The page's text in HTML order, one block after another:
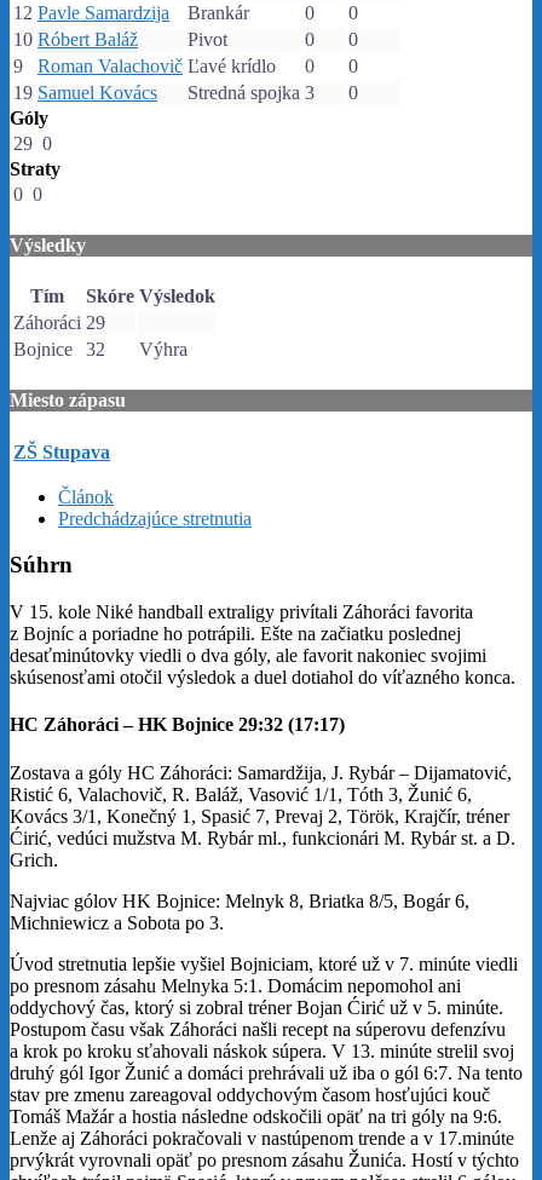
12 Pavle Samardzija Brankár 0
0
10 Róbert Baláž Pivot 0
0
9
Roman Valachovič Ľavé krídlo 0
0
19 Samuel Kovács Stredná spojka 3
0
Góly
29 0
Straty
0 0
Výsledky
Tím Skóre Výsledok
Záhoráci 29
Bojnice
32 Výhra
Miesto zápasu
ZŠ Stupava
Článok
Predchádzajúce stretnutia
Súhrn
V 15. kole Niké handball extraligy privítali Záhoráci favorita
z Bojníc a poriadne ho potrápili. Ešte na začiatku poslednej
desaťminútovky viedli o dva góly, ale favorit nakoniec svojimi
skúsenosťami otočil výsledok a duel dotiahol do víťazného konca.
HC Záhoráci – HK Bojnice 29:32 (17:17)
Zostava a góly HC Záhoráci: Samardžija, J. Rybár – Dijamatović,
Ristić 6, Valachovič, R. Baláž, Vasović 1/1, Tóth 3, Žunić 6,
Kovács 3/1, Konečný 1, Spasić 7, Prevaj 2, Török, Krajčír, tréner
Ćirić, vedúci mužstva M. Rybár ml., funkcionári M. Rybár st. a D.
Grich.
Najviac gólov HK Bojnice: Melnyk 8, Briatka 8/5, Bogár 6,
Michniewicz a Sobota po 3.
Úvod stretnutia lepšie vyšiel Bojniciam, ktoré už v 7. minúte viedli
po presnom zásahu Melnyka 5:1. Domácim nepomohol ani
oddychový čas, ktorý si zobral tréner Bojan Ćirić už v 5. minúte.
Postupom času však Záhoráci našli recept na súperovu defenzívu
a krok po kroku sťahovali náskok súpera. V 13. minúte strelil svoj
druhý gól Igor Žunić a domáci prehrávali už iba o gól 6:7. Na tento
stav pre zmenu zareagoval oddychovým časom hosťujúci kouč
Tomáš Mažár a hostia následne odskočili opäť na tri góly na 9:6.
Lenže aj Záhoráci pokračovali v nastúpenom trende a v 17.minúte
prvýkrát vyrovnali opäť po presnom zásahu Žunića. Hostí v týchto